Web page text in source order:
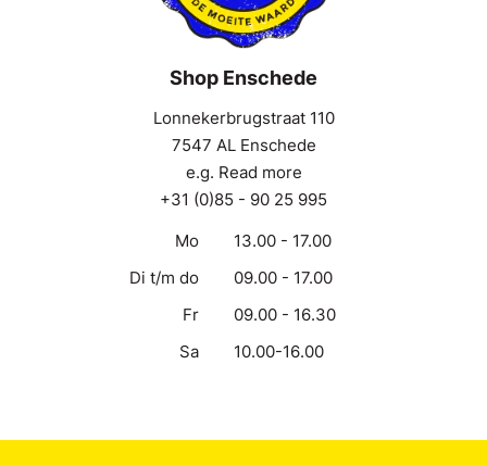
Shop Enschede
Lonnekerbrugstraat 110
7547 AL Enschede
e.g. Read more
+31 (0)85 - 90 25 995
Mo
13.00 - 17.00
Di t/m do
09.00 - 17.00
Fr
09.00 - 16.30
Sa
10.00-16.00